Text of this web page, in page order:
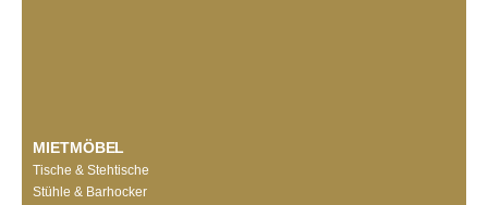
MIETMÖBEL
Tische & Stehtische
Stühle & Barhocker